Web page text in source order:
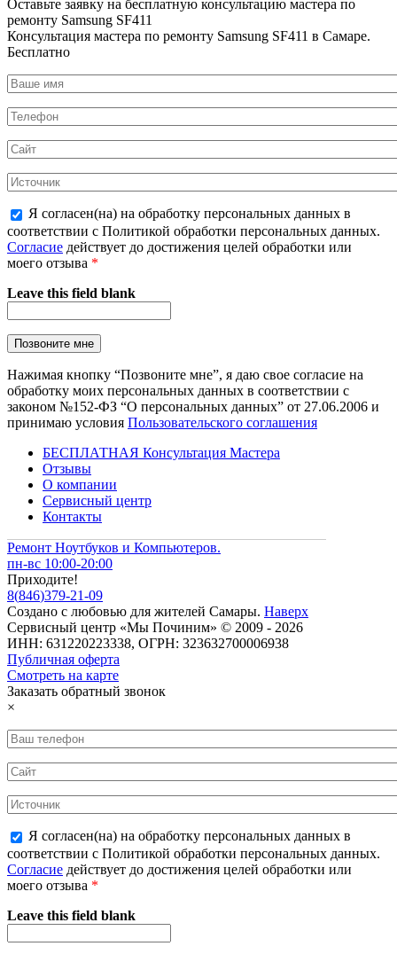
Оставьте заявку на бесплатную консультацию мастера по
ремонту Samsung SF411
Консультация мастера по ремонту Samsung SF411 в Самаре.
Бесплатно
Я согласен(на) на обработку персональных данных в
соответствии с Политикой обработки персональных данных.
Согласие действует до достижения целей обработки или
моего отзыва *
Leave this field blank
Нажимая кнопку “Позвоните мне”, я даю свое согласие на
обработку моих персональных данных в соответствии с
законом №152-ФЗ “О персональных данных” от 27.06.2006 и
принимаю условия Пользовательского соглашения
БЕСПЛАТНАЯ Консультация Мастера
Отзывы
О компании
Сервисный центр
Контакты
Ремонт Ноутбуков и Компьютеров.
пн-вс 10:00-20:00
Приходите!
8(846)379-21-09
Создано с любовью для жителей Самары. Наверх
Сервисный центр «Мы Починим» © 2009 - 2026
ИНН: 631220223338, ОГРН: 323632700006938
Публичная оферта
Смотреть на карте
Заказать обратный звонок
×
Я согласен(на) на обработку персональных данных в
соответствии с Политикой обработки персональных данных.
Согласие действует до достижения целей обработки или
моего отзыва *
Leave this field blank